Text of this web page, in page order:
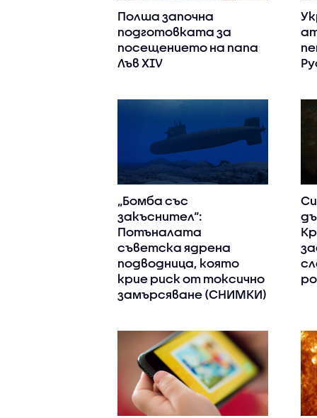
Полша започна
подготовката за
посещението на папа
Лъв XIV
„Бомба със
закъснител“:
Потъналата
съветска ядрена
подводница, която
крие риск от токсично
замърсяване (СНИМКИ)